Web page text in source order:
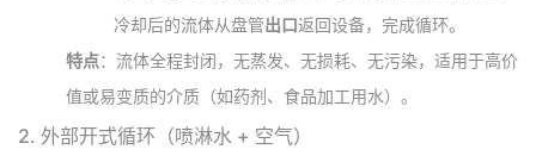
冷却后的流体从盘管出口返回设备，完成循环。
特点：流体全程封闭，无蒸发、无损耗、无污染，适用于高价
值或易变质的介质（如药剂、食品加工用水）。
2. 外部开式循环（喷淋水 + 空气）